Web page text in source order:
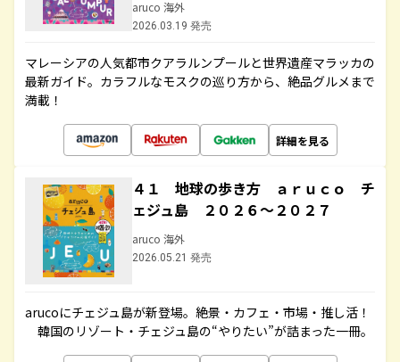
aruco 海外
2026.03.19 発売
マレーシアの人気都市クアラルンプールと世界遺産マラッカの
最新ガイド。カラフルなモスクの巡り方から、絶品グルメまで
満載！
詳細を見る
４１ 地球の歩き方 ａｒｕｃｏ チ
ェジュ島 ２０２６～２０２７
aruco 海外
2026.05.21 発売
arucoにチェジュ島が新登場。絶景・カフェ・市場・推し活！
韓国のリゾート・チェジュ島の“やりたい”が詰まった一冊。